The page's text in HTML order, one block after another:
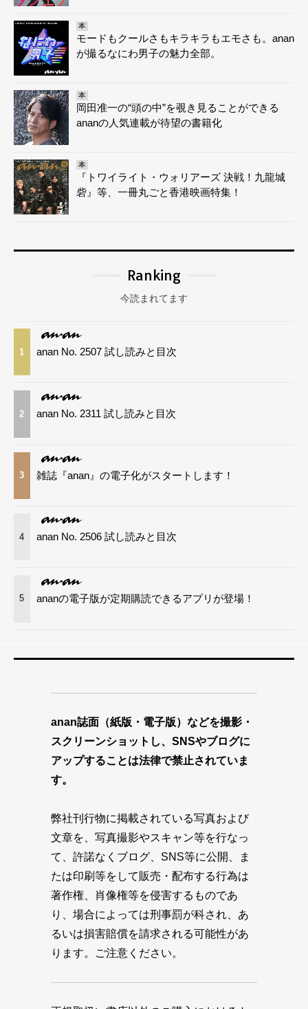
本
モードもクールさもキラキラもエモさも。anan
が撮るなにわ男子の魅力全部。
本
岡田准一の“頭の中”を覗き見ることができる
ananの人気連載が待望の書籍化
本
『トワイライト・ウォリアーズ 決戦！九龍城
砦』等、一冊丸ごと香港映画特集！
Ranking
今読まれてます
1 anan No. 2507 試し読みと目次
2 anan No. 2311 試し読みと目次
3 雑誌『anan』の電子化がスタートします！
4 anan No. 2506 試し読みと目次
5 ananの電子版が定期購読できるアプリが登場！
anan誌面（紙版・電子版）などを撮影・
スクリーンショットし、SNSやブログに
アップすることは法律で禁止されていま
す。
弊社刊行物に掲載されている写真および
文章を、写真撮影やスキャン等を行なっ
て、許諾なくブログ、SNS等に公開、ま
たは印刷等をして販売・配布する行為は
著作権、肖像権等を侵害するものであ
り、場合によっては刑事罰が科され、あ
るいは損害賠償を請求される可能性があ
ります。ご注意ください。